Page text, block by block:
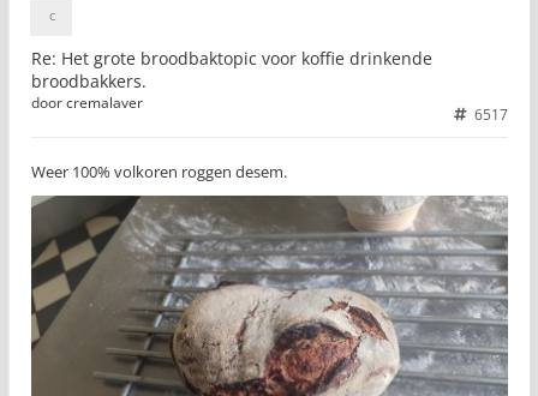
Re: Het grote broodbaktopic voor koffie drinkende
broodbakkers.
6517
doorcremalaver
Weer 100% volkoren roggen desem.